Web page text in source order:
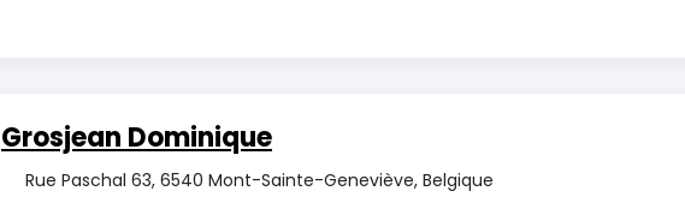
Grosjean Dominique
Rue Paschal 63, 6540 Mont-Sainte-Geneviève, Belgique